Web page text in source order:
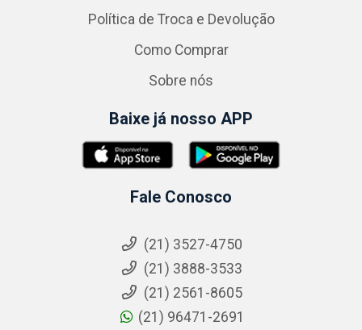
Política de Troca e Devolução
Como Comprar
Sobre nós
Baixe já nosso APP
Fale Conosco
(21) 3527-4750
(21) 3888-3533
(21) 2561-8605
(21) 96471-2691